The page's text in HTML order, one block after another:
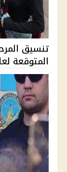
المتوقعة